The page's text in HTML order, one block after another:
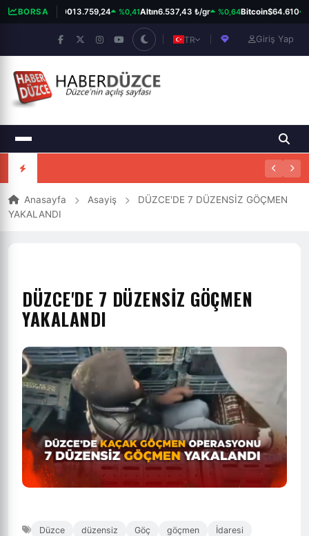
BORSABIST 10013.759,24 %0,41Altın6.537,43 ₺/gr %0,64Bitcoin$64.610
TR Giriş Yap
Anasayfa Asayiş
DÜZCE'DE 7 DÜZENSİZ GÖÇMEN
YAKALANDI
DÜZCE'DE 7 DÜZENSİZ GÖÇMEN
YAKALANDI
Düzce düzensiz Göç göçmen
İdaresi